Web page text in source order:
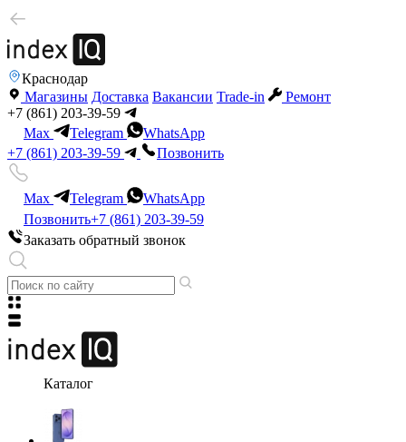
Краснодар
Магазины Доставка Вакансии Trade-in
Ремонт
+7 (861) 203-39-59
Max
Telegram
WhatsApp
+7 (861) 203-39-59
Позвонить
Max Telegram
WhatsApp
Позвонить+7 (861) 203-39-59
Заказать обратный звонок
Каталог